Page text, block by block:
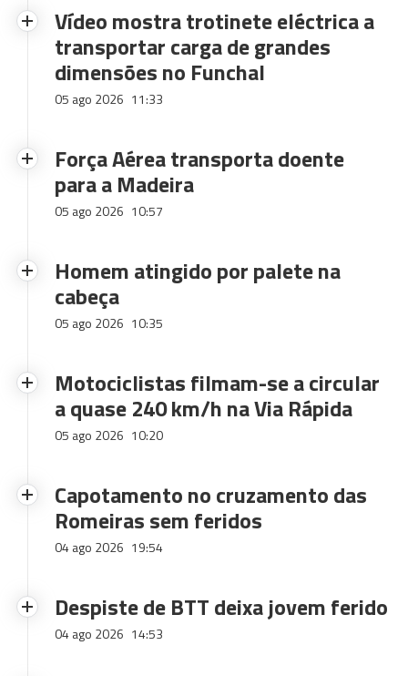
Vídeo mostra trotinete eléctrica a
transportar carga de grandes
dimensões no Funchal
05 ago 2026 11:33
Força Aérea transporta doente
para a Madeira
05 ago 2026 10:57
Homem atingido por palete na
cabeça
05 ago 2026 10:35
Motociclistas filmam-se a circular
a quase 240 km/h na Via Rápida
05 ago 2026 10:20
Capotamento no cruzamento das
Romeiras sem feridos
04 ago 2026 19:54
Despiste de BTT deixa jovem ferido
04 ago 2026 14:53